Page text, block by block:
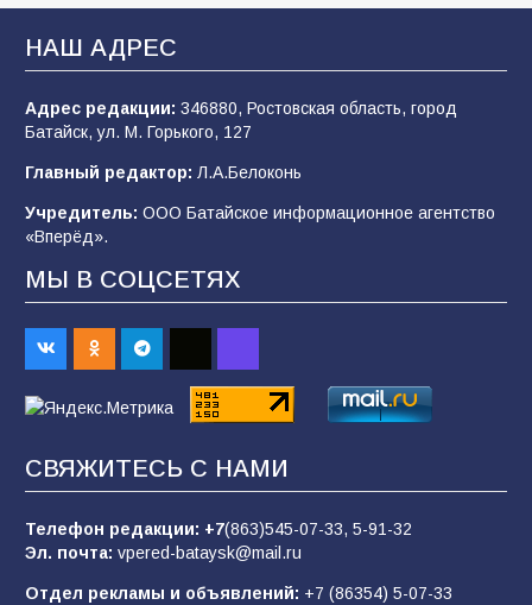
«Мобилизация или набор?» Что на самом
деле происходит в армии России в августе
2026 года
В Батайске продолжаются дорожные работы
99 04.08.2026
Будет ли мобилизация в России в 2026 году
после выборов: в Госдуме дали ответ
заявления о мобилизации — это
пропагандистский вброс
85 01.08.2026
НАШ АДРЕС
Адрес редакции: 346880, Ростовская область, город
Батайск, ул. М. Горького, 127
Главный редактор: Л.А.Белоконь
Учредитель: ООО Батайское информационное агентство
«Вперёд».
МЫ В СОЦСЕТЯХ
СВЯЖИТЕСЬ С НАМИ
Телефон редакции: +7(863)545-07-33, 5-91-32
Эл. почта: vpered-bataysk@mail.ru
Отдел рекламы и объявлений: +7 (86354) 5-07-33